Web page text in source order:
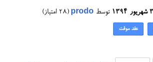
توسط prodo
(
28 امتیاز)
عقد موقت